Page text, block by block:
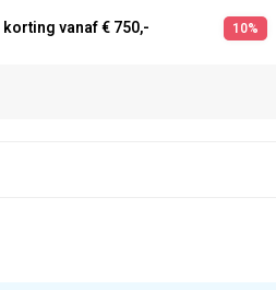
korting vanaf € 750,- 10%